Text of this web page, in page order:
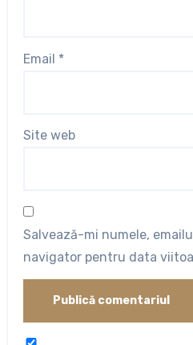
Email *
Site web
Salvează-mi numele,
navigator pentru data